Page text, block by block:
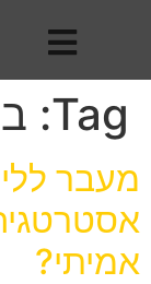
Tag:
מעבר
אמיתי?